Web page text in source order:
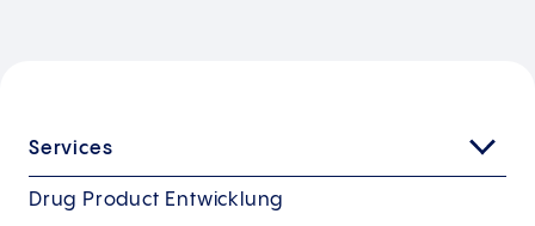
Services
Drug Product Entwicklung